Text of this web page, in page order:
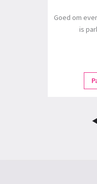
Goed om
is